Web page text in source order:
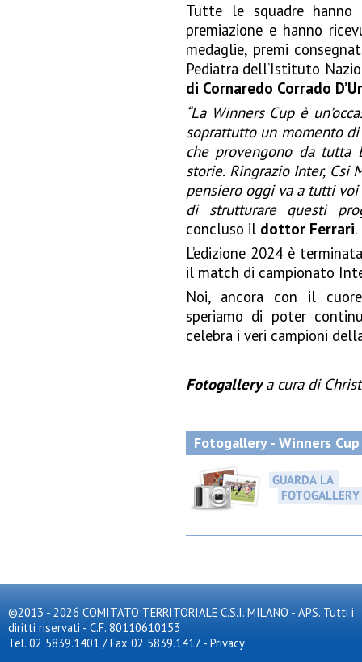
Tutte le squadre
premiazione e hanno
medaglie, premi
Pediatra dell’Istituto
di Cornaredo Corrado
“La Winners Cup è
soprattutto un momento
che provengono da tutta
storie. Ringrazio Inter,
pensiero oggi va a tutti
di strutturare questi
concluso il dottor Ferrari.
L’edizione 2024 è
il match di campionato
Noi, ancora con il
speriamo di poter
celebra i veri campioni
Fotogallerya cura di
Fotogallery - Winners
©2013 - 2026 COMITATO TERRITORIALE C.S.I. MILANO - APS. Tutti i
diritti riservati - C.F. 80110610153
Tel. 02 5839.1401 / Fax 02 5839.1417 - Privacy